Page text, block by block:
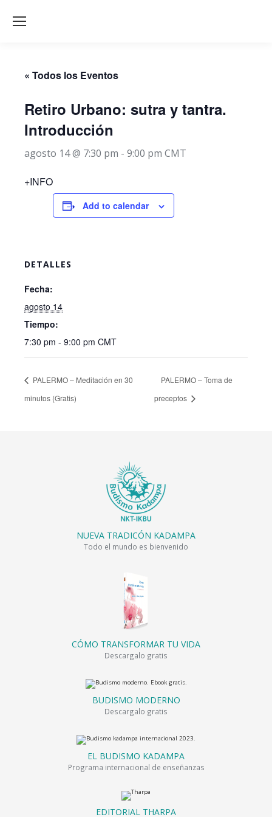
« Todos los Eventos
Retiro Urbano: sutra y tantra.
Introducción
agosto 14 @ 7:30 pm - 9:00 pm CMT
+INFO
Add to calendar
DETALLES
Fecha:
agosto 14
Tiempo:
7:30 pm - 9:00 pm CMT
PALERMO – Meditación en 30
minutos (Gratis)
PALERMO – Toma de
preceptos
NUEVA TRADICÓN KADAMPA
Todo el mundo es bienvenido
CÓMO TRANSFORMAR TU VIDA
Descargalo gratis
BUDISMO MODERNO
Descargalo gratis
EL BUDISMO KADAMPA
Programa internacional de enseñanzas
EDITORIAL THARPA